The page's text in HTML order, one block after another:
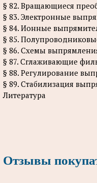
§ 82. Вращающиеся
§ 83. Электронные
§ 84. Ионные
§ 85.
§ 86. Схемы
§ 87. Сглаживающие
§ 88. Регулирование
§ 89. Стабилизация
Литература
Отзывы